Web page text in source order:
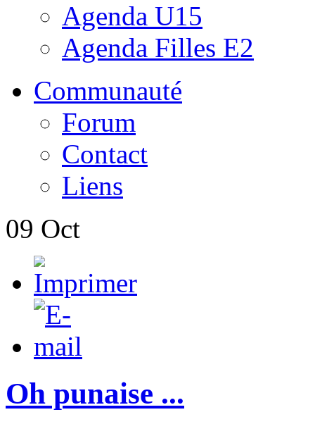
Agenda U15
Agenda Filles E2
Communauté
Forum
Contact
Liens
09 Oct
Oh punaise ...